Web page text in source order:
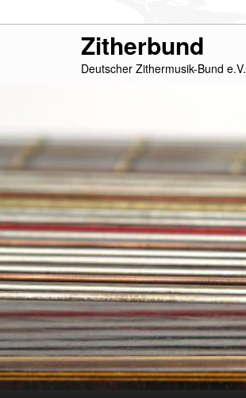
Zitherbund
Deutscher Zithermusik-Bund e.V.